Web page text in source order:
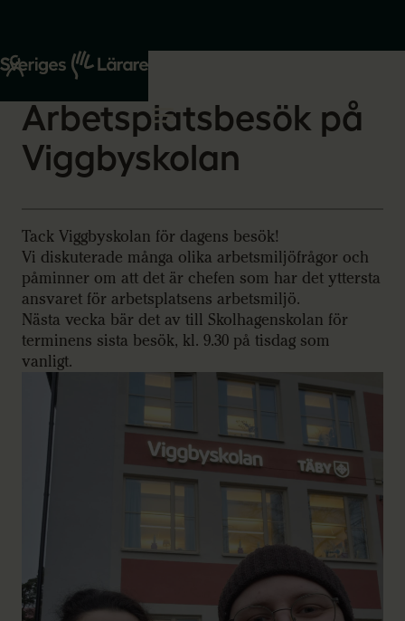
Start
Om oss
2025-12-09
Arbetsplatsbesök på
Viggbyskolan
Tack Viggbyskolan för dagens besök!
Vi diskuterade många olika arbetsmiljöfrågor och
påminner om att det är chefen som har det yttersta
ansvaret för arbetsplatsens arbetsmiljö.
Nästa vecka bär det av till Skolhagenskolan för
terminens sista besök, kl. 9.30 på tisdag som
vanligt.